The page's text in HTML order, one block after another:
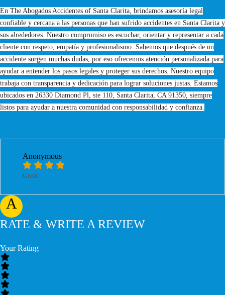
En The Abogados Accidentes of Santa Clarita, brindamos asesoría legal
confiable y cercana a las personas que han sufrido accidentes en Santa Clarita y
sus alrededores. Nuestro compromiso es escuchar, orientar y representar a cada
cliente con respeto, empatía y profesionalismo. Sabemos que después de un
accidente surgen muchas dudas, por eso ofrecemos atención personalizada para
ayudar a entender los pasos legales y proteger sus derechos. Nuestro equipo
trabaja con transparencia y dedicación para lograr soluciones justas. Estamos
ubicados en 26330 Diamond Pl, ste 110, Santa Clarita, CA 91350, siempre
listos para ayudar a nuestra comunidad con responsabilidad y confianza.
A
Anonymous
Great
RATE & WRITE A REVIEW
Your Rating